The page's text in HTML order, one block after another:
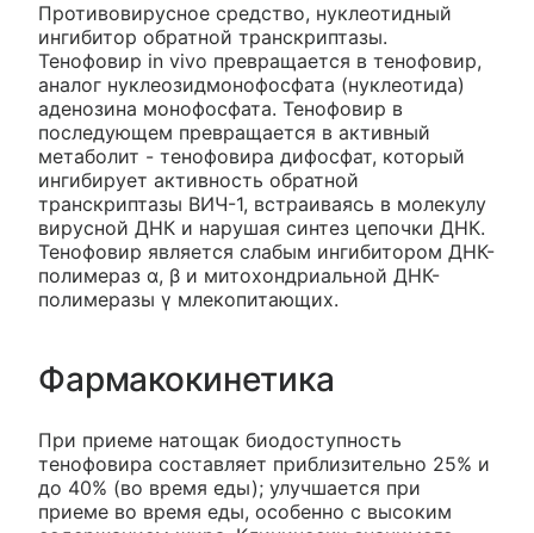
Противовирусное средство, нуклеотидный
ингибитор обратной транскриптазы.
Тенофовир in vivo превращается в тенофовир,
аналог нуклеозидмонофосфата (нуклеотида)
аденозина монофосфата. Тенофовир в
последующем превращается в активный
метаболит - тенофовира дифосфат, который
ингибирует активность обратной
транскриптазы ВИЧ-1, встраиваясь в молекулу
вирусной ДНК и нарушая синтез цепочки ДНК.
Тенофовир является слабым ингибитором ДНК-
полимераз α, β и митохондриальной ДНК-
полимеразы γ млекопитающих.
Фармакокинетика
При приеме натощак биодоступность
тенофовира составляет приблизительно 25% и
до 40% (во время еды); улучшается при
приеме во время еды, особенно с высоким